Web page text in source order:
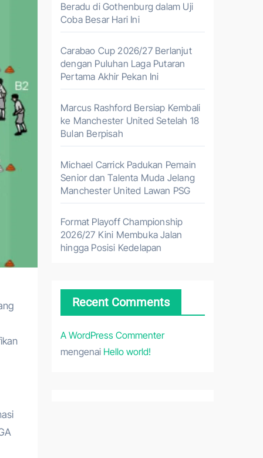
Beradu di Gothenburg dalam Uji
Coba Besar Hari Ini
Carabao Cup 2026/27 Berlanjut
dengan Puluhan Laga Putaran
Pertama Akhir Pekan Ini
Marcus Rashford Bersiap Kembali
ke Manchester United Setelah 18
Bulan Berpisah
Michael Carrick Padukan Pemain
Senior dan Talenta Muda Jelang
Manchester United Lawan PSG
Format Playoff Championship
2026/27 Kini Membuka Jalan
hingga Posisi Kedelapan
Recent Comments
A WordPress Commenter
mengenai Hello world!